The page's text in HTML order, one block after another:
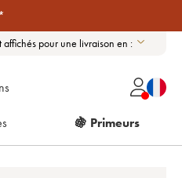
affichés pour une livraison en :
🍇 Primeurs